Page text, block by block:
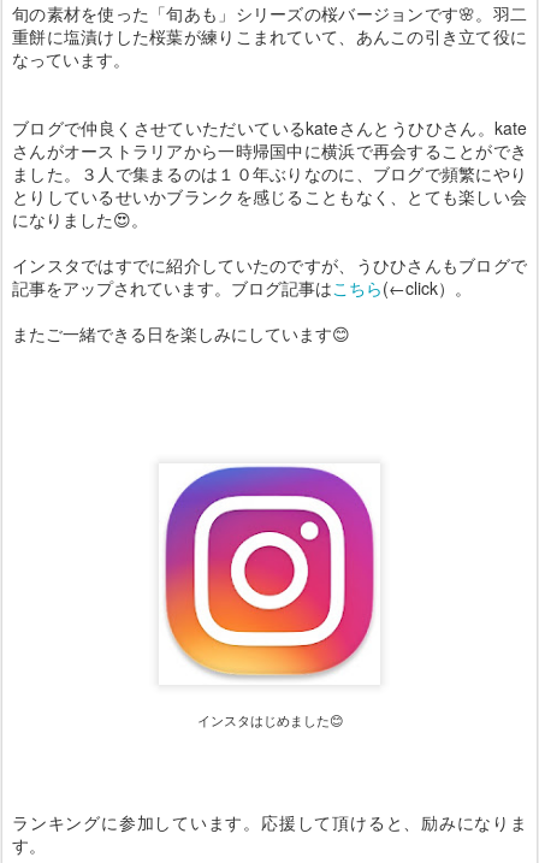
旬の素材を使った「旬あも」シリーズの桜バージョンです🌸。羽二
重餅に塩漬けした桜葉が練りこまれていて、あんこの引き立て役に
なっています。
ブログで仲良くさせていただいているkateさんとうひひさん。kate
さんがオーストラリアから一時帰国中に横浜で再会することができ
ました。３人で集まるのは１０年ぶりなのに、ブログで頻繁にやり
とりしているせいかブランクを感じることもなく、とても楽しい会
になりました😍。
インスタではすでに紹介していたのですが、うひひさんもブログで
記事をアップされています。ブログ記事はこちら(←click）。
またご一緒できる日を楽しみにしています😊
インスタはじめました😊
ランキングに参加しています。応援して頂けると、励みになりま
す。